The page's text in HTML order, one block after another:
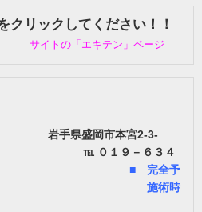
クリックしてください！！
サイトの「エキテン」ページ
盛岡市本宮2-3-
－６３４
■ 完全予
施術時